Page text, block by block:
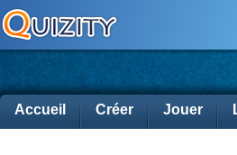
Accueil Créer Jouer